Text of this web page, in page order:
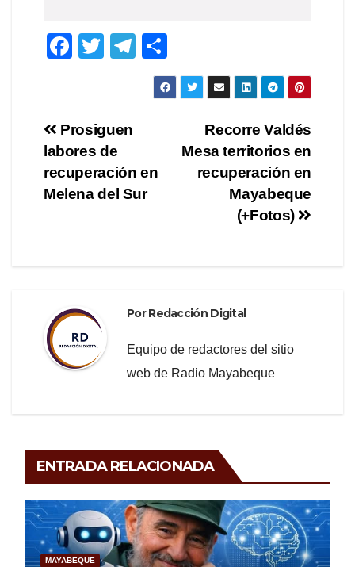
F
e
b
o
o
T
er
T
el
m
o
m
ar
Navegación
de
entradas
Recorre Valdés
Mesa territorios en
recuperación en
Mayabeque
(+Fotos)
Prosiguen
labores de
recuperación en
Melena del Sur
PorRedacción Digital
Equipo de redactores del sitio
web de Radio Mayabeque
ENTRADA RELACIONADA
MAYABEQUE